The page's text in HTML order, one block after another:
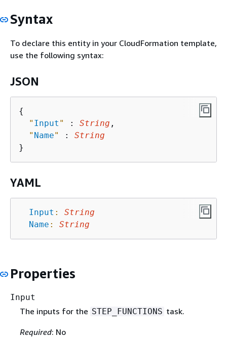
Syntax
To declare this entity in your CloudFormation template,
use the following syntax:
JSON
{
" Input " : String ,
" Name" : String
YAML
Input :
String
Name : String
Properties
Input
The inputs for the STEP_FUNCTIONS task.
Required: No